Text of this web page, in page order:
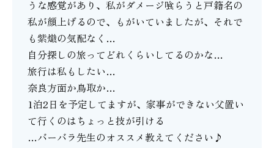
うな感覚があり、私がダメージ喰らうと戸籍名の
私が顔上げるので、もがいていましたが、それで
も紫熾の気配なく…
自分探しの旅ってどれくらいしてるのかな…
旅行は私もしたい…
奈良方面か鳥取か…
1泊2日を予定してますが、家事ができない父置い
て行くのはちょっと技が引ける
…バーバラ先生のオススメ教えてください♪